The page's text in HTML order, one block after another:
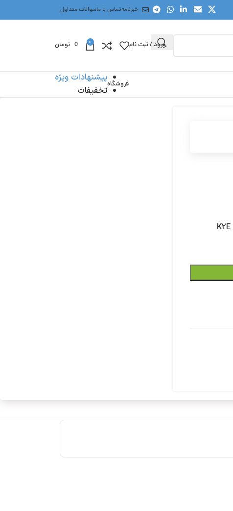
خبرنامهتماس با ماسوالات متداول
ورود / ثبت نام 0
0 تومان
فروشگاه
پیشنهادات ویژه
تخفیفات